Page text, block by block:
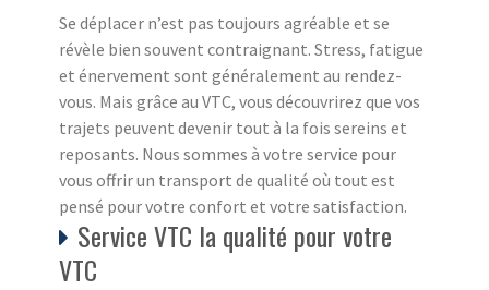
Se déplacer n’est pas toujours agréable et se
révèle bien souvent contraignant. Stress, fatigue
et énervement sont généralement au rendez-
vous. Mais grâce au VTC, vous découvrirez que vos
trajets peuvent devenir tout à la fois sereins et
reposants. Nous sommes à votre service pour
vous offrir un transport de qualité où tout est
pensé pour votre confort et votre satisfaction.
Service VTC la qualité pour votre
VTC